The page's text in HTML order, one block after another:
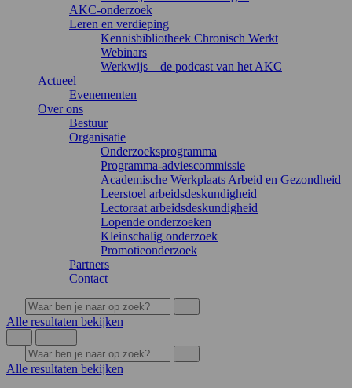
AKC-onderzoek
Leren en verdieping
Kennisbibliotheek Chronisch Werkt
Webinars
Werkwijs – de podcast van het AKC
Actueel
Evenementen
Over ons
Bestuur
Organisatie
Onderzoeksprogramma
Programma-adviescommissie
Academische Werkplaats Arbeid en Gezondheid
Leerstoel arbeidsdeskundigheid
Lectoraat arbeidsdeskundigheid
Lopende onderzoeken
Kleinschalig onderzoek
Promotieonderzoek
Partners
Contact
Alle resultaten bekijken
Alle resultaten bekijken